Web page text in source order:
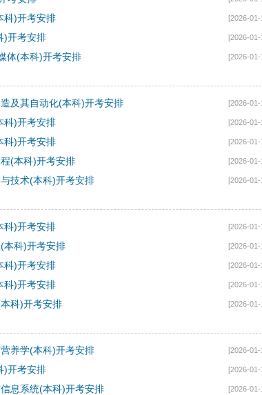
科)开考安排 [2026-01-
)开考安排 [2026-01-
体(本科)开考安排 [2026-01-
及其自动化(本科)开考安排 [2026-01-
科)开考安排 [2026-01-
科)开考安排 [2026-01-
(本科)开考安排 [2026-01-
技术(本科)开考安排 [2026-01-
科)开考安排 [2026-01-
本科)开考安排 [2026-01-
科)开考安排 [2026-01-
科)开考安排 [2026-01-
科)开考安排 [2026-01-
养学(本科)开考安排 [2026-01-
)开考安排 [2026-01-
息系统(本科)开考安排 [2026-01-